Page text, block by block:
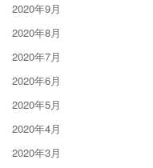
2020年9月
2020年8月
2020年7月
2020年6月
2020年5月
2020年4月
2020年3月